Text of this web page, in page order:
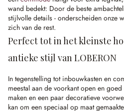
wand bedekt: Door de beste
stijlvolle details - onderscheiden onze
zich van de rest.
Perfect tot in het kleinste
antieke stijl van LOBERON
In tegenstelling tot inbouwkasten en
meestal aan de voorkant open en
maken en een paar decoratieve
kan om een speciaal op maat